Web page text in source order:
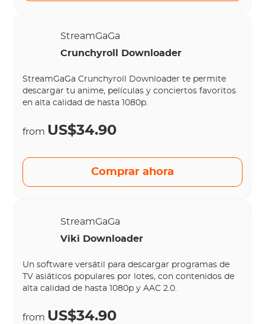
StreamGaGa
Crunchyroll Downloader
StreamGaGa Crunchyroll Downloader te permite
descargar tu anime, películas y conciertos favoritos
en alta calidad de hasta 1080p.
from US$34.90
Comprar ahora
StreamGaGa
Viki Downloader
Un software versátil para descargar programas de
TV asiáticos populares por lotes, con contenidos de
alta calidad de hasta 1080p y AAC 2.0.
from US$34.90